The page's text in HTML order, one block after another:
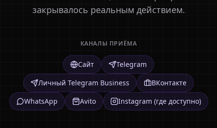
закрывалось реальным действием.
КАНАЛЫ ПРИЁМА
Сайт
Telegram
Личный Telegram Business
ВКонтакте
WhatsApp
Avito Instagram (где доступно)